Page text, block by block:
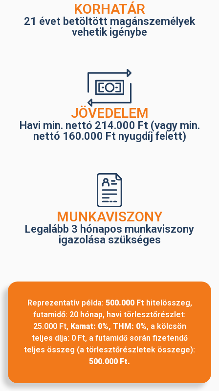
KORHATÁR
21 évet betöltött magánszemélyek
vehetik igénybe
JÖVEDELEM
Havi min. nettó 214.000 Ft (vagy min.
nettó 160.000 Ft nyugdíj felett)
MUNKAVISZONY
Legalább 3 hónapos munkaviszony
igazolása szükséges
Reprezentatív példa: 500.000 Ft hitelösszeg,
futamidő: 20 hónap, havi törlesztőrészlet:
25.000 Ft, Kamat: 0%, THM: 0%, a kölcsön
teljes díja: 0 Ft, a futamidő során fizetendő
teljes összeg (a törlesztőrészletek összege):
500.000 Ft.